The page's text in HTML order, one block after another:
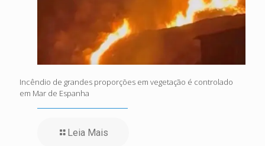
Incêndio de grandes proporções em vegetação é controlado
em Mar de Espanha
Leia Mais